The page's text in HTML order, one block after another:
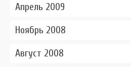
Апрель 2009
Ноябрь 2008
Август 2008